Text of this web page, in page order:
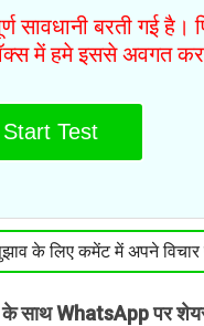
सावधानी बरती गई है।
में हमे इससे अवगत
Start Test
के लिए कमेंट में अपने
के साथ WhatsApp पर